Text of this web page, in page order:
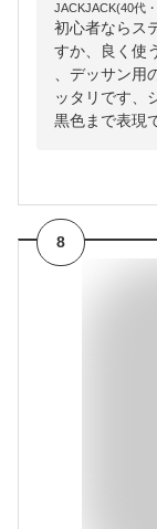
JACKJACK(40代
初心者ならス
すか、良く使
、デッサン用
ッタリです、
黒色まで表現
8